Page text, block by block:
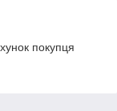
покупця